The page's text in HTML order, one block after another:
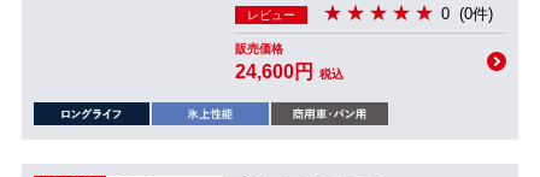
レビュー 0 (0件)
販売価格
24,600円 税込